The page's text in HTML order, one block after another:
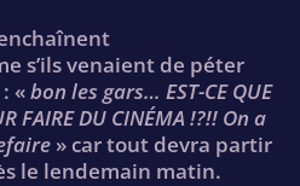
s’ils venaient de péter
: «bon les gars… EST-CE QUE
FAIRE DU CINÉMA !?!! On a
» car tout devra partir
le lendemain matin.